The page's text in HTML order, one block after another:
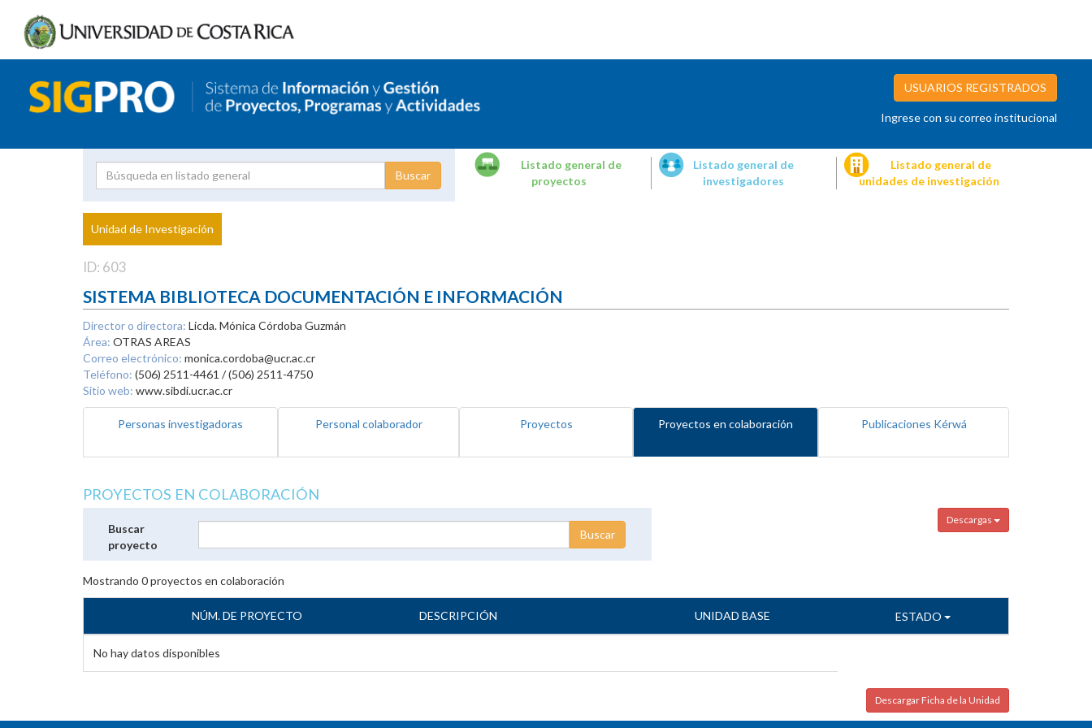
USUARIOS REGISTRADOS
Ingrese con su correo institucional
Proyecto
Investigador
Listado general de
proyectos
Listado general de
investigadores
Listado general de
unidades de investigación
Unidad de Investigación
ID: 603
SISTEMA BIBLIOTECA DOCUMENTACIÓN E INFORMACIÓN
Director o directora: Licda. Mónica Córdoba Guzmán
Área: OTRAS AREAS
Correo electrónico: monica.cordoba@ucr.ac.cr
Teléfono: (506) 2511-4461 / (506) 2511-4750
Sitio web: www.sibdi.ucr.ac.cr
Personas investigadoras Personal colaborador Proyectos Proyectos en colaboración Publicaciones Kérwá
PROYECTOS EN COLABORACIÓN
Descargas
Buscar
proyecto
Mostrando 0proyectos en colaboración
NÚM. DE PROYECTO DESCRIPCIÓN UNIDAD BASE ESTADO
No hay datos disponibles
Descargar Ficha de la Unidad